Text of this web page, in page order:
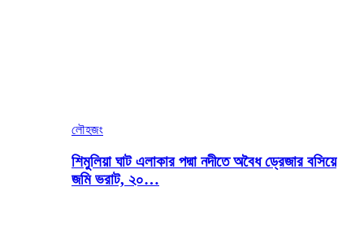
লৌহজং
শিমুলিয়া ঘাট এলাকার পদ্মা নদীতে অবৈধ ড্রেজার বসিয়ে
জমি ভরাট, ২০…